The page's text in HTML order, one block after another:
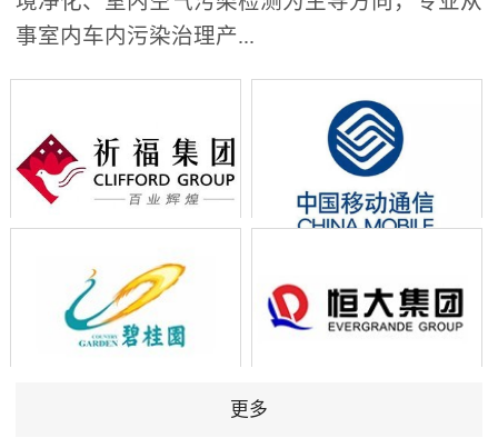
事室内车内污染治理产...
更多